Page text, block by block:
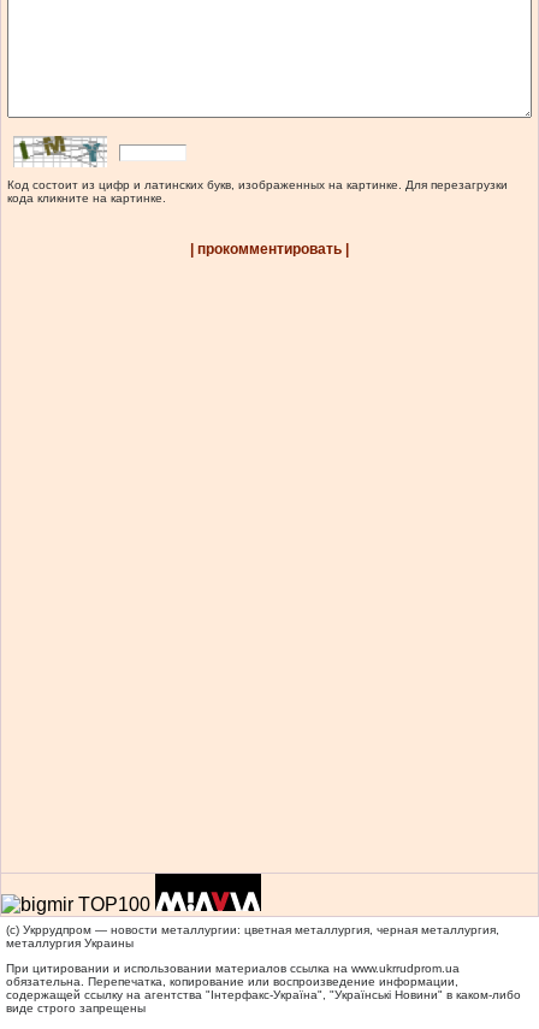
Код состоит из цифр и латинских букв, изображенных на картинке. Для перезагрузки
кода кликните на картинке.
| прокомментировать |
(c) Укррудпром — новости металлургии: цветная металлургия, черная металлургия,
металлургия Украины
При цитировании и использовании материалов ссылка на www.ukrrudprom.ua
обязательна. Перепечатка, копирование или воспроизведение информации,
содержащей ссылку на агентства "Iнтерфакс-Україна", "Українськi Новини" в каком-либо
виде строго запрещены